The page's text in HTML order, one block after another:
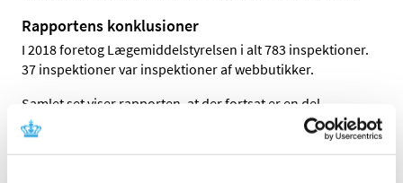
Rapportens konklusioner
I 2018 foretog Lægemiddelstyrelsen i alt 783 inspektioner.
37 inspektioner var inspektioner af webbutikker.
Samlet set viser rapporten, at der fortsat er en del
butikker, der har problemer med at overholde reglerne
for dokumentation af temperaturen, der hvor medicinen